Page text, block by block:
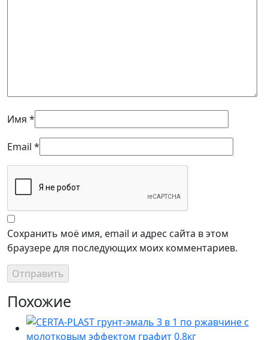
Имя *
Email *
Сохранить моё имя, email и адрес сайта в этом
браузере для последующих моих комментариев.
Похожие